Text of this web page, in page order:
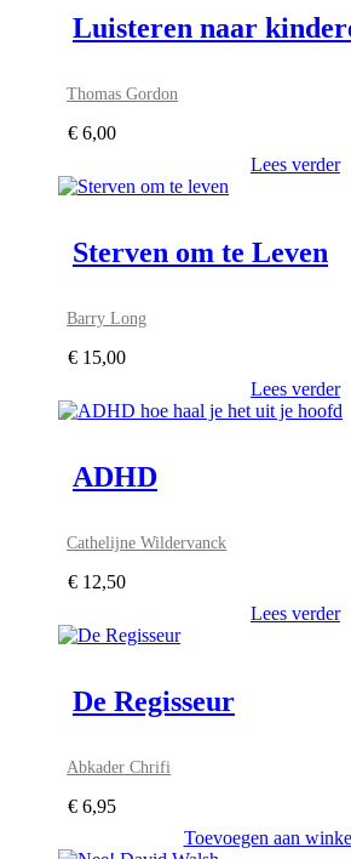
Luisteren naar
Thomas Gordon
€ 6,00
Lees verder
Sterven om te Leven
Barry Long
€ 15,00
Lees verder
ADHD
Cathelijne Wildervanck
€ 12,50
Lees verder
De Regisseur
Abkader Chrifi
€ 6,95
Toevoegen aan